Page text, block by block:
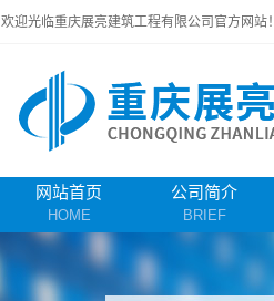
欢迎光临重庆展亮建筑工程有限公司官方网站！
网站首页
HOME
公司简介
BRIEF